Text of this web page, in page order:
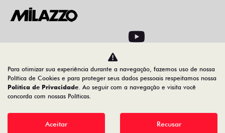
Desacelere. Seu bem maior é a vida
Para otimizar sua experiência durante a navegação, fazemos uso de nossa
Política de Cookies e para proteger seus dados pessoais respeitamos nossa
Política de Privacidade. Ao seguir com a navegação e visita você
concorda com nossas Políticas.
Aceitar Recusar